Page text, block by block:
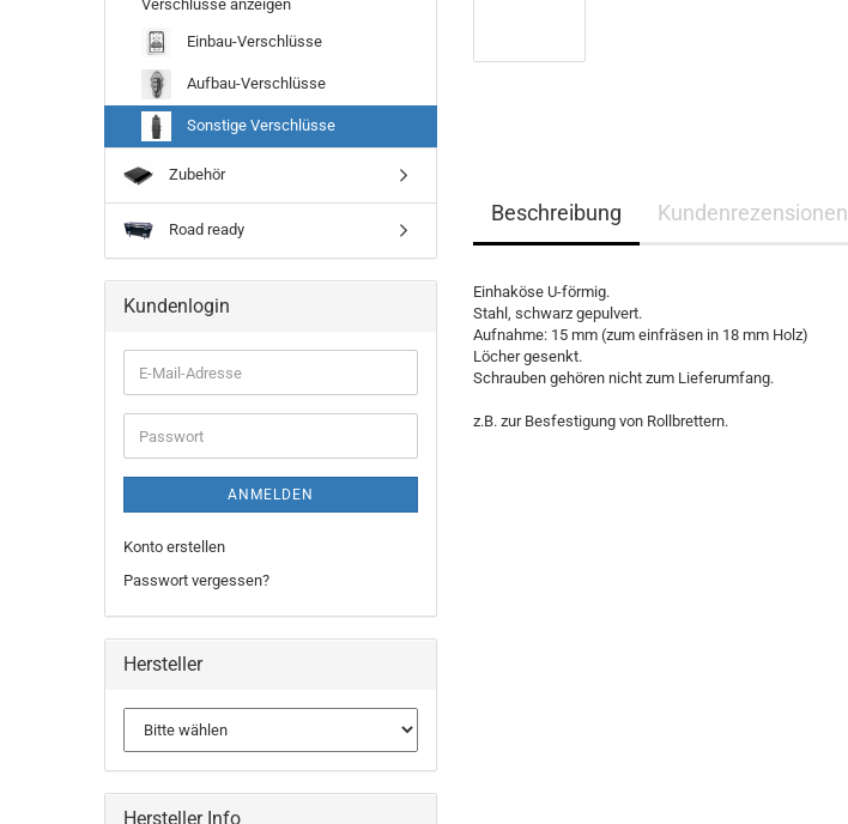
Beschreibung Kundenrezensionen
Einhaköse U-förmig.
Stahl, schwarz gepulvert.
Aufnahme: 15 mm (zum einfräsen in 18 mm Holz)
Löcher gesenkt.
Schrauben gehören nicht zum Lieferumfang.
z.B. zur Besfestigung von Rollbrettern.
Verschlüsse anzeigen
Einbau-Verschlüsse
Aufbau-Verschlüsse
Sonstige Verschlüsse
Zubehör
Road ready
Kundenlogin
ANMELDEN
Konto erstellen
Passwort vergessen?
Hersteller
Hersteller Info